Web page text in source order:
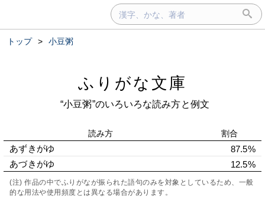
トップ > 小豆粥
ふりがな文庫
“小豆粥”のいろいろな読み方と例文
読み方 割合
あずきがゆ
87.5%
あづきがゆ
12.5%
(注) 作品の中でふりがなが振られた語句のみを対象としているため、一般
的な用法や使用頻度とは異なる場合があります。